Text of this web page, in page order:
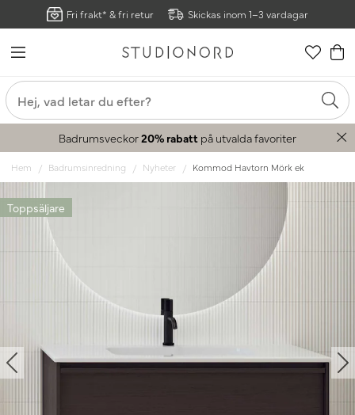
Fri frakt* & fri retur Skickas inom 1–3 vardagar
Badrumsveckor20% rabatt på utvalda favoriter
Hem Badrumsinredning Nyheter Kommod Havtorn Mörk ek
Toppsäljare